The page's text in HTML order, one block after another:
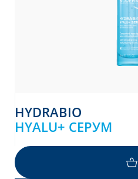
HYDRABIO
HYALU+ СЕРУМ